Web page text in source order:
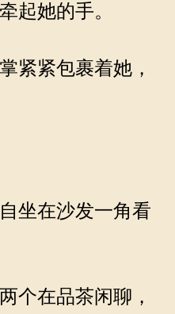
起她的手。
紧紧包裹着她，
坐在沙发一角看
个在品茶闲聊，